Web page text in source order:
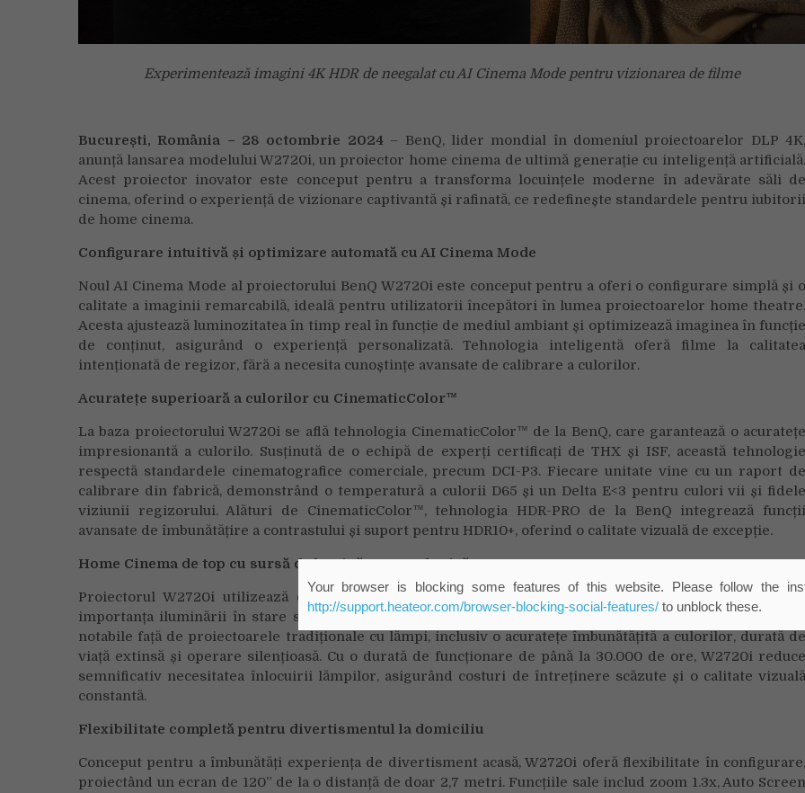
Experimentează imagini 4K HDR de neegalat cu AI Cinema Mode pentru vizionarea de filme
București, România – 28 octombrie 2024– BenQ, lider mondial în domeniul proiectoarelor DLP 4K,
anunță lansarea modelului W2720i, un proiector home cinema de ultimă generație cu inteligență artificială.
Acest proiector inovator este conceput pentru a transforma locuințele moderne în adevărate săli de
cinema, oferind o experiență de vizionare captivantă și rafinată, ce redefinește standardele pentru iubitorii
de home cinema.
Configurare intuitivă și optimizare automată cu AI Cinema Mode
Noul AI Cinema Mode al proiectorului BenQ W2720i este conceput pentru a oferi o configurare simplă și o
calitate a imaginii remarcabilă, ideală pentru utilizatorii începători în lumea proiectoarelor home theatre.
Acesta ajustează luminozitatea în timp real în funcție de mediul ambiant și optimizează imaginea în funcție
de conținut, asigurând o experiență personalizată. Tehnologia inteligentă oferă filme la calitatea
intenționată de regizor, fără a necesita cunoștințe avansate de calibrare a culorilor.
Acuratețe superioară a culorilor cu CinematicColor™
La baza proiectorului W2720i se află tehnologia CinematicColor™ de la BenQ, care garantează o acuratețe
impresionantă a culorilo. Susținută de o echipă de experți certificați de THX și ISF, această tehnologie
respectă standardele cinematografice comerciale, precum DCI-P3. Fiecare unitate vine cu un raport de
calibrare din fabrică, demonstrând o temperatură a culorii D65 și un Delta E<3 pentru culori vii și fidele
viziunii regizorului. Alături de CinematicColor™, tehnologia HDR-PRO de la BenQ integrează funcții
avansate de îmbunătățire a contrastului și suport pentru HDR10+, oferind o calitate vizuală de excepție.
Home Cinema de top cu sursă de lumină LED ecologică
Proiectorul W2720i utilizează o sursă de lumină LED ecologică, reflectând tendințele în creștere și
importanța iluminării în stare solidă (SSI) în sistemele home cinema. Această tehnologie oferă beneficii
notabile față de proiectoarele tradiționale cu lămpi, inclusiv o acuratețe îmbunătățită a culorilor, durată de
viață extinsă și operare silențioasă. Cu o durată de funcționare de până la 30.000 de ore, W2720i reduce
semnificativ necesitatea înlocuirii lămpilor, asigurând costuri de întreținere scăzute și o calitate vizuală
constantă.
Flexibilitate completă pentru divertismentul la domiciliu
Conceput pentru a îmbunătăți experiența de divertisment acasă, W2720i oferă flexibilitate în configurare,
proiectând un ecran de 120” de la o distanță de doar 2,7 metri. Funcțiile sale includ zoom 1.3x, Auto Screen
Your browser is blocking some features of this website. Please follow the
http://support.heateor.com/browser-blocking-social-features/to unblock these.